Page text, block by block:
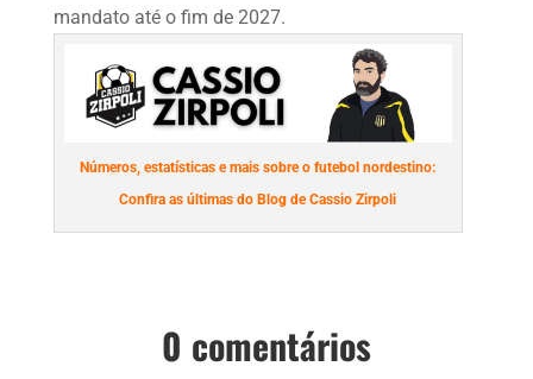
mandato até o fim de 2027.
Números, estatísticas e mais sobre o futebol nordestino:
Confira as últimas do Blog de Cassio Zirpoli
0 comentários